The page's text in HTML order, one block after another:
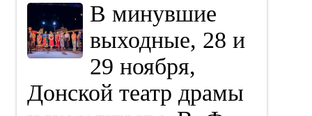
В минувшие
выходные, 28 и
29 ноября,
Донской театр драмы